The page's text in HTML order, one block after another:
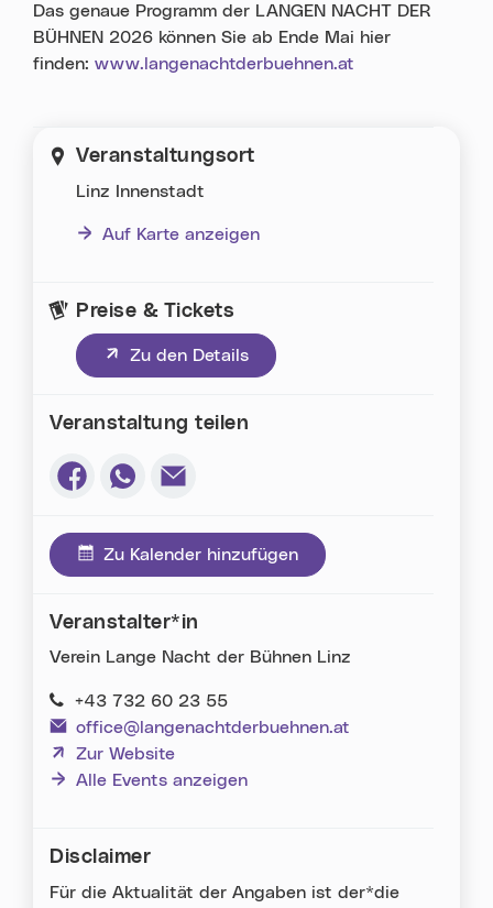
Das genaue Programm der LANGEN NACHT DER
BÜHNEN 2026 können Sie ab Ende Mai hier
finden: www.langenachtderbuehnen.at
Veranstaltungsort
Linz Innenstadt
Auf Karte anzeigen
Preise & Tickets
Zu den Details
(neues Fenster)
Veranstaltung teilen
Zu Kalender hinzufügen
Veranstalter*in
Verein Lange Nacht der Bühnen Linz
+43 732 60 23 55
office@langenachtderbuehnen.at
Zur Website
(neues Fenster)
Alle Events anzeigen
Disclaimer
Für die Aktualität der Angaben ist der*die